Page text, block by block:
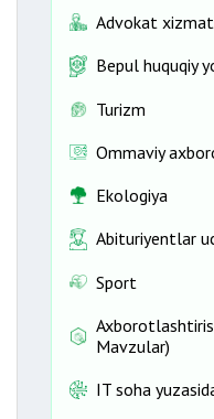
Advokat
Bepul huquqiy
Turizm
Ommaviy
Ekologiya
Abituriyentlar
Sport
Mavzular)
IT soha